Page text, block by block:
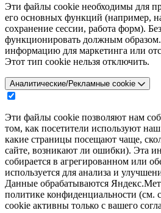
Эти файлы cookie необходимы для
его основных функций (например,
сохранение сессии, работа форм).
функционировать должным
информацию для маркетинга или
Этот тип cookie нельзя отключить.
Аналитические/Рекламные cookie
Эти файлы cookie позволяют нам
том, как посетители используют
какие страницы посещают чаще,
сайте, возникают ли ошибки). Эта
собирается в агрегированном или
используется для анализа и
Данные обрабатываются
политике конфиденциальности (см.
cookie активны только с вашего